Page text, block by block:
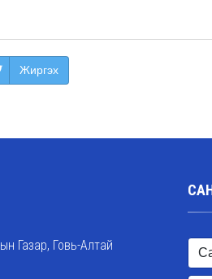
Жиргэх
Газар, Говь-Алтай